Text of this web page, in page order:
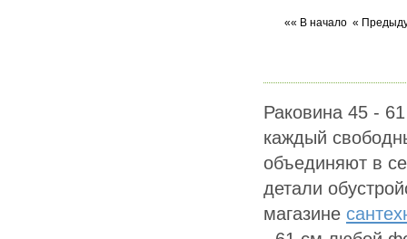
«« В начало «
Раковина 45 -
каждый
объединяют в
детали
магазине